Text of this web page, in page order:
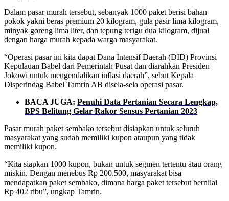
Dalam pasar murah tersebut, sebanyak 1000 paket berisi bahan
pokok yakni beras premium 20 kilogram, gula pasir lima kilogram,
minyak goreng lima liter, dan tepung terigu dua kilogram, dijual
dengan harga murah kepada warga masyarakat.
“Operasi pasar ini kita dapat Dana Intensif Daerah (DID) Provinsi
Kepulauan Babel dari Pemerintah Pusat dan diarahkan Presiden
Jokowi untuk mengendalikan inflasi daerah”, sebut Kepala
Disperindag Babel Tamrin AB disela-sela operasi pasar.
BACA JUGA: Penuhi Data Pertanian Secara Lengkap,
BPS Belitung Gelar Rakor Sensus Pertanian 2023
Pasar murah paket sembako tersebut disiapkan untuk seluruh
masyarakat yang sudah memiliki kupon ataupun yang tidak
memiliki kupon.
“Kita siapkan 1000 kupon, bukan untuk segmen tertentu atau orang
miskin. Dengan menebus Rp 200.500, masyarakat bisa
mendapatkan paket sembako, dimana harga paket tersebut bernilai
Rp 402 ribu”, ungkap Tamrin.